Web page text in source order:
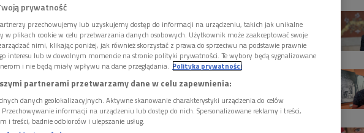
prywatność
przechowujemy lub uzyskujemy dostęp do informacji na urządzeniu, takich jak unikalne
w plikach cookie w celu przetwarzania danych osobowych. Użytkownik może zaakceptować swoje
nimi, klikając poniżej, jak również skorzystać z prawa do sprzeciwu na podstawie prawnie
interesu lub w dowolnym momencie na stronie polityki prywatności. Te wybory będą sygnalizowane
i nie będą miały wpływu na dane przeglądania. Polityka prywatności
partnerami przetwarzamy dane w celu zapewnienia:
danych geolokalizacyjnych. Aktywne skanowanie charakterystyki urządzenia do celów
informacji na urządzeniu lub dostęp do nich. Spersonalizowane reklamy i treści,
i treści, badnie odbiorców i ulepszanie usług.